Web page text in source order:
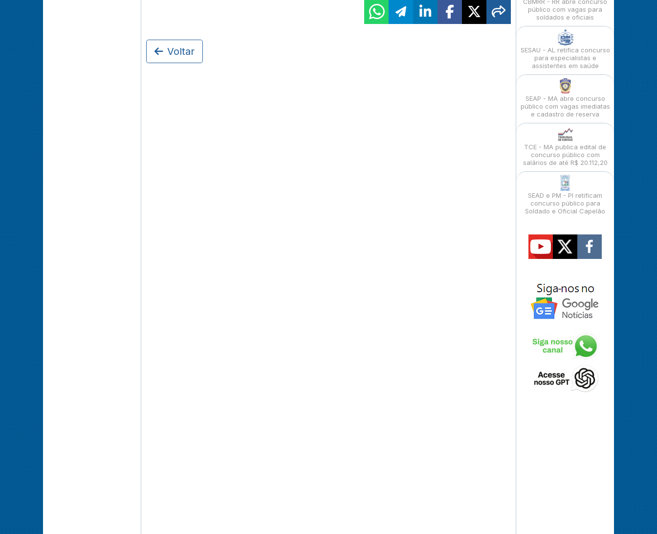
Voltar
público com vagas para
soldados e oficiais
SESAU - AL retifica concurso
para especialistas e
assistentes em saúde
SEAP - MA abre concurso
público com vagas imediatas
e cadastro de reserva
TCE - MA publica edital de
concurso público com
salários de até R$ 20.112,20
SEAD e PM - PI retificam
concurso público para
Soldado e Oficial Capelão